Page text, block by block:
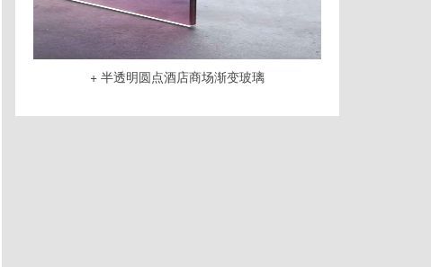
+ 半透明圆点酒店商场渐变玻璃